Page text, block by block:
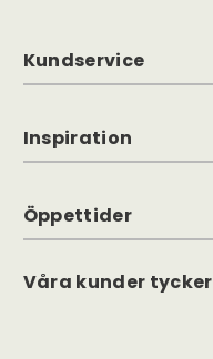
Kundservice
Inspiration
Öppettider
Våra kunder tycker